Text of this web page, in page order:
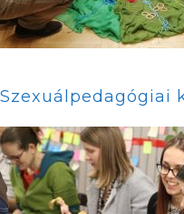
Szexuálpedagógiai